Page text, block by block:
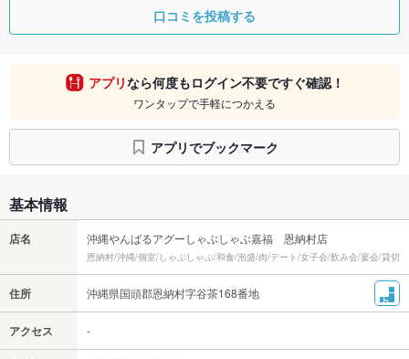
口コミを投稿する
アプリなら何度もログイン不要ですぐ確認！
ワンタップで手軽につかえる
アプリでブックマーク
基本情報
店名 沖縄やんばるアグーしゃぶしゃぶ嘉福 恩納村店
恩納村/沖縄/個室/しゃぶしゃぶ/和食/泡盛/肉/デート/女子会/飲み会/宴会/貸切
住所 沖縄県国頭郡恩納村字谷茶168番地
アクセス ‐